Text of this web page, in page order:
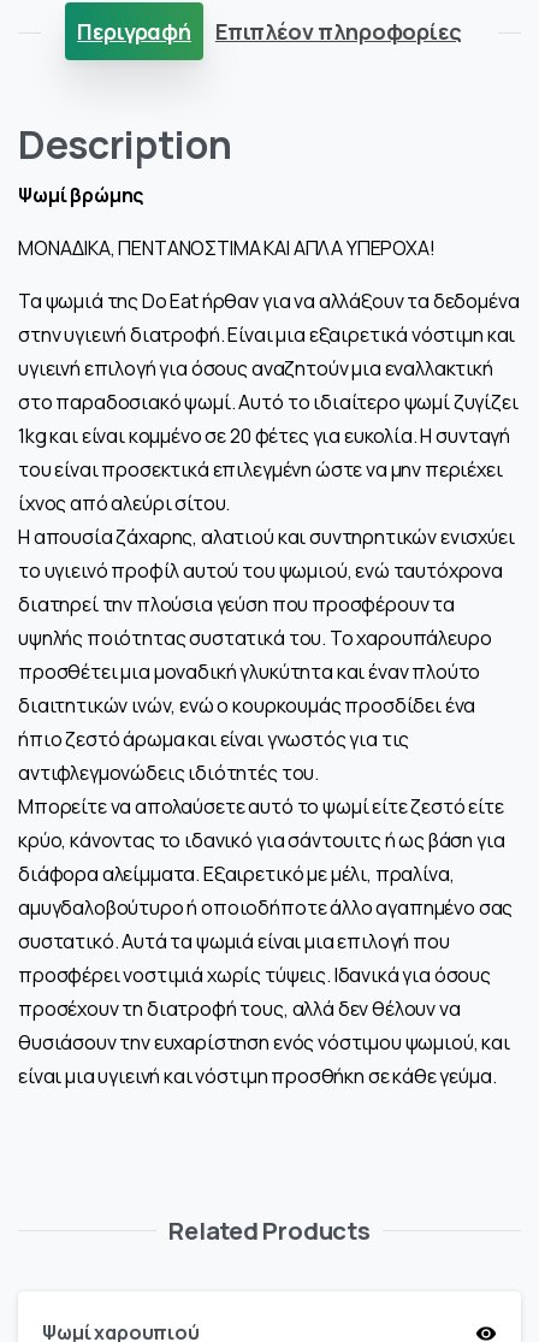
Περιγραφή Επιπλέον πληροφορίες
Description
Ψωμί βρώμης
ΜΟΝΑΔΙΚΑ, ΠΕΝΤΑΝΟΣΤΙΜΑ ΚΑΙ ΑΠΛΑ ΥΠΕΡΟΧΑ!
Τα ψωμιά της Do Eat ήρθαν για να αλλάξουν τα δεδομένα
στην υγιεινή διατροφή. Είναι μια εξαιρετικά νόστιμη και
υγιεινή επιλογή για όσους αναζητούν μια εναλλακτική
στο παραδοσιακό ψωμί. Αυτό το ιδιαίτερο ψωμί ζυγίζει
1kg και είναι κομμένο σε 20 φέτες για ευκολία. Η συνταγή
του είναι προσεκτικά επιλεγμένη ώστε να μην περιέχει
ίχνος από αλεύρι σίτου.
Η απουσία ζάχαρης, αλατιού και συντηρητικών ενισχύει
το υγιεινό προφίλ αυτού του ψωμιού, ενώ ταυτόχρονα
διατηρεί την πλούσια γεύση που προσφέρουν τα
υψηλής ποιότητας συστατικά του. Το χαρουπάλευρο
προσθέτει μια μοναδική γλυκύτητα και έναν πλούτο
διαιτητικών ινών, ενώ ο κουρκουμάς προσδίδει ένα
ήπιο ζεστό άρωμα και είναι γνωστός για τις
αντιφλεγμονώδεις ιδιότητές του.
Μπορείτε να απολαύσετε αυτό το ψωμί είτε ζεστό είτε
κρύο, κάνοντας το ιδανικό για σάντουιτς ή ως βάση για
διάφορα αλείμματα. Εξαιρετικό με μέλι, πραλίνα,
αμυγδαλοβούτυρο ή οποιοδήποτε άλλο αγαπημένο σας
συστατικό. Aυτά τα ψωμιά είναι μια επιλογή που
προσφέρει νοστιμιά χωρίς τύψεις. Ιδανικά για όσους
προσέχουν τη διατροφή τους, αλλά δεν θέλουν να
θυσιάσουν την ευχαρίστηση ενός νόστιμου ψωμιού, και
είναι μια υγιεινή και νόστιμη προσθήκη σε κάθε γεύμα.
Related Products
Ψωμί χαρουπιού